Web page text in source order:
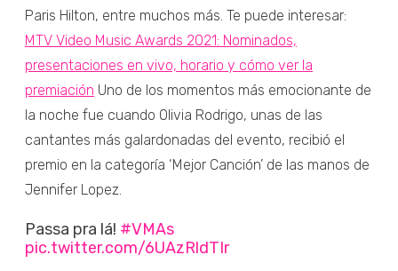
Paris Hilton, entre muchos más. Te puede interesar:
MTV Video Music Awards 2021: Nominados,
presentaciones en vivo, horario y cómo ver la
premiación Uno de los momentos más emocionante de
la noche fue cuando Olivia Rodrigo, unas de las
cantantes más galardonadas del evento, recibió el
premio en la categoría ‘Mejor Canción’ de las manos de
Jennifer Lopez.
Passa pra lá! #VMAs
pic.twitter.com/6UAzRldTIr